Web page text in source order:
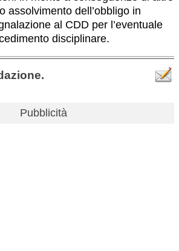
assolvimento dell’obbligo in
al CDD per l’eventuale
disciplinare.
Pubblicità